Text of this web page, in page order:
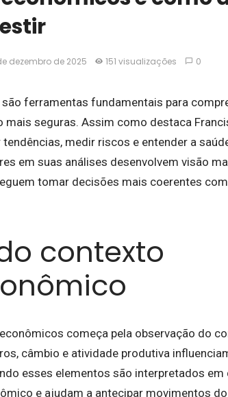
dezembro de 2025 151 visualizações 0
ferramentas fundamentais para
seguras. Assim como destaca
medir riscos e entender a
em suas análises desenvolvem visão
tomar decisões mais coerentes
contexto
começa pela observação do
câmbio e atividade produtiva
esses elementos são interpretados
e ajudam a antecipar movimentos